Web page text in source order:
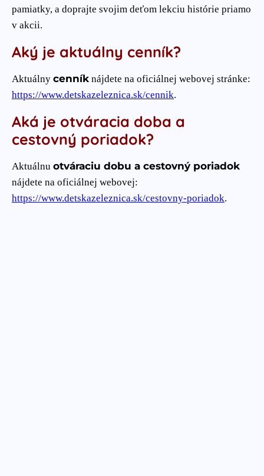
pamiatky, a doprajte svojim deťom lekciu histórie priamo
v akcii.
Aký je aktuálny cenník?
Aktuálny cenník nájdete na oficiálnej webovej stránke:
https://www.detskazeleznica.sk/cennik.
Aká je otváracia doba a
cestovný poriadok?
Aktuálnu otváraciu dobu a cestovný poriadok
nájdete na oficiálnej webovej:
https://www.detskazeleznica.sk/cestovny-poriadok.